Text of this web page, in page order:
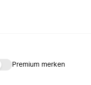
Premium merken